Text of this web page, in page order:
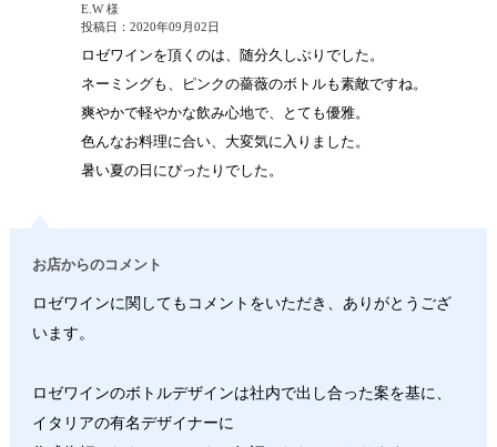
E.W 様
投稿日：2020年09月02日
ロゼワインを頂くのは、随分久しぶりでした。
ネーミングも、ピンクの薔薇のボトルも素敵ですね。
爽やかで軽やかな飲み心地で、とても優雅。
色んなお料理に合い、大変気に入りました。
暑い夏の日にぴったりでした。
お店からのコメント
ロゼワインに関してもコメントをいただき、ありがとうござ
います。
ロゼワインのボトルデザインは社内で出し合った案を基に、
イタリアの有名デザイナーに